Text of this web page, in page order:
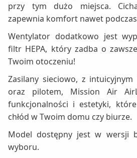
przy tym dużo miejsca.
zapewnia komfort nawet
Wentylator dodatkowo jest
filtr HEPA, który zadba o
Twoim otoczeniu!
Zasilany sieciowo, z
oraz pilotem, Mission Air
funkcjonalności i estetyki,
chłód w Twoim domu czy biurze.
Model dostępny jest w wersji
wyboru.